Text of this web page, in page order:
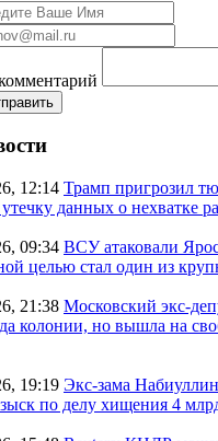
12:14 Трамп пригрозил
данных о нехватке
09:34 ВСУ атаковали
целью стал один из
21:38 Московский экс-
колонии, но вышла на
19:19 Экс-зама
по делу хищения 4